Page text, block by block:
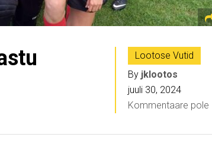
Lootose Vutid
By jklootos
juuli 30, 2024
Kommentaare pole